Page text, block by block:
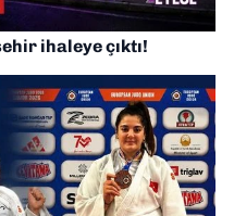
ihaleye çıktı!